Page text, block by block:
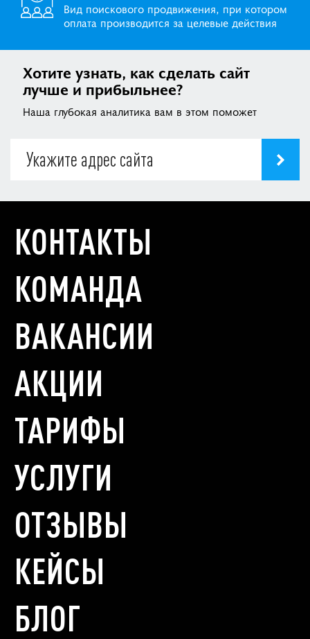
Вид поискового продвижения, при котором
оплата производится за целевые действия
Хотите узнать, как сделать сайт
лучше и прибыльнее?
Наша глубокая аналитика вам в этом поможет
КОНТАКТЫ
КОМАНДА
ВАКАНСИИ
АКЦИИ
ТАРИФЫ
УСЛУГИ
ОТЗЫВЫ
КЕЙСЫ
БЛОГ